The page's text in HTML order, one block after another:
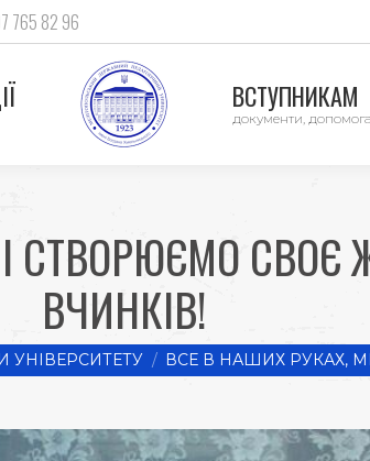
765 82 96
ВСТУПНИКАМ
документи,
СТВОРЮЄМО
ВЧИНКІВ!
УНІВЕРСИТЕТУ ВСЕ В НАШИХ РУКАХ,